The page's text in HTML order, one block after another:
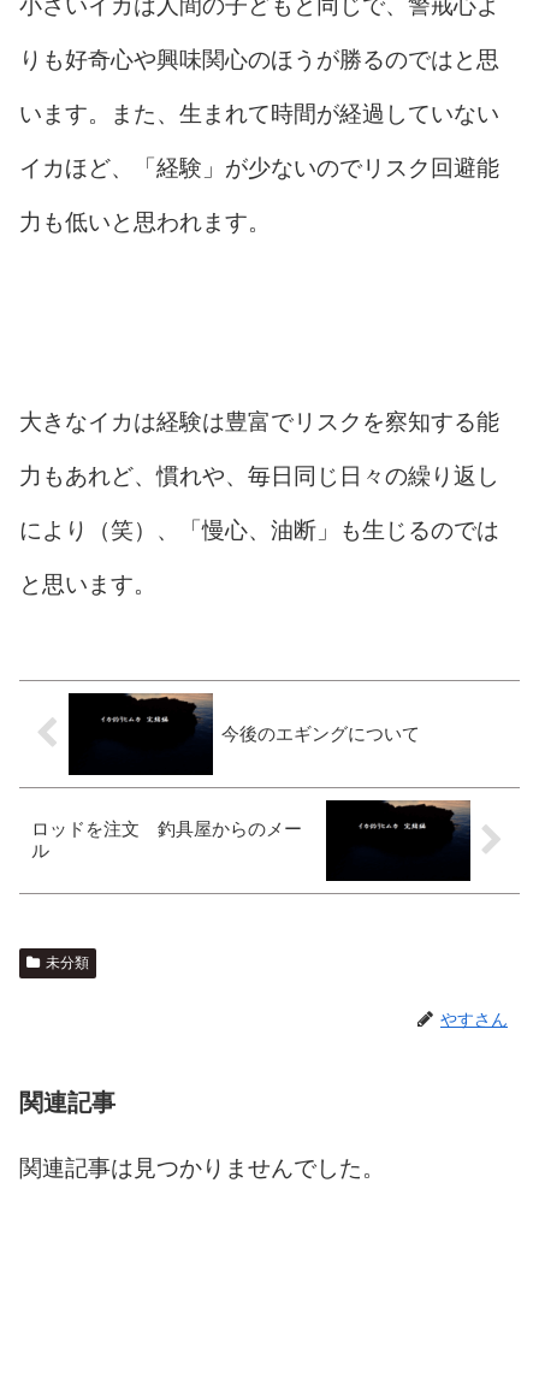
小さいイカは人間の子どもと同じで、警戒心よ
りも好奇心や興味関心のほうが勝るのではと思
います。また、生まれて時間が経過していない
イカほど、「経験」が少ないのでリスク回避能
力も低いと思われます。
大きなイカは経験は豊富でリスクを察知する能
力もあれど、慣れや、毎日同じ日々の繰り返し
により（笑）、「慢心、油断」も生じるのでは
と思います。
今後のエギングについて
ロッドを注文 釣具屋からのメー
ル
未分類
やすさん
関連記事
関連記事は見つかりませんでした。